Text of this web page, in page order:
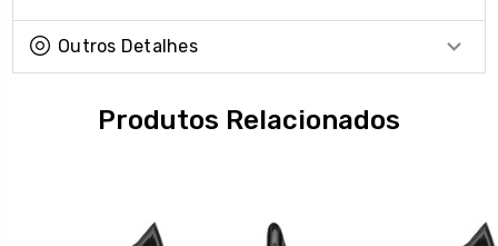
Outros Detalhes
Produtos Relacionados